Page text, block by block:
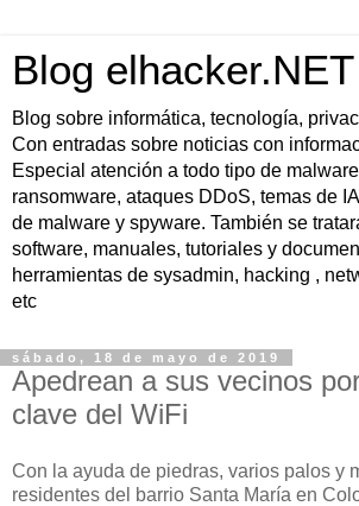
Blog elhacker.NET
Blog sobre informática, tecnología,
Con entradas sobre noticias con
Especial atención a todo tipo de
ransomware, ataques DDoS, temas de
de malware y spyware. También se
software, manuales, tutoriales y
herramientas de sysadmin, hacking ,
etc
sábado, 18 de mayo de 2019
Apedrean a sus vecinos
clave del WiFi
Con la ayuda de piedras, varios palos y
residentes del barrio Santa María en